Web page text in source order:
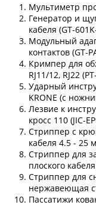
Мультиметр
Генератор и
кабеля (GT-
Модульный
контактов (GT-
Кримпер для
RJ11/12, RJ22
Ударный
KRONE (с
Лезвие к
кросс 110 (JIC-
Стриппер с
кабеля 4.5 - 25
Стриппер для
плоского
Стриппер для
нержавеющая
Пассатижи